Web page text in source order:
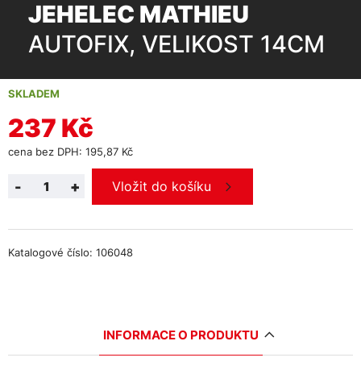
JEHELEC MATHIEU
AUTOFIX, VELIKOST 14CM
SKLADEM
237 Kč
cena bez DPH: 195,87 Kč
+
- Vložit do košíku
Katalogové číslo: 106048
INFORMACE O PRODUKTU